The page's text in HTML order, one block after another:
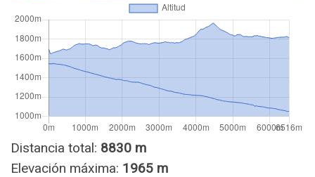
Distancia total: 8830 m
Elevación máxima: 1965 m